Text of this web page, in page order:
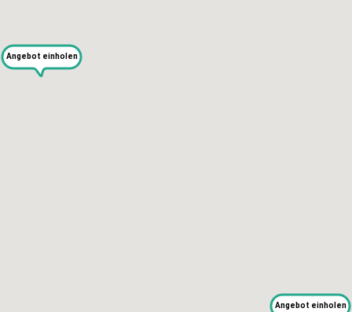
Angebot einholen
Angebot einholen
Über uns
Recht auf Reparatur